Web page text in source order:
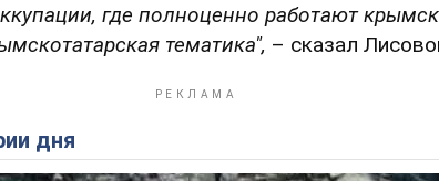
где полноценно работают
тематика", – сказал
дня